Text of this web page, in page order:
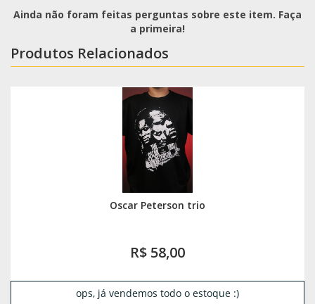
Ainda não foram feitas perguntas sobre este item. Faça
a primeira!
Produtos Relacionados
Oscar Peterson trio
R$ 58,00
ops, já vendemos todo o estoque :)